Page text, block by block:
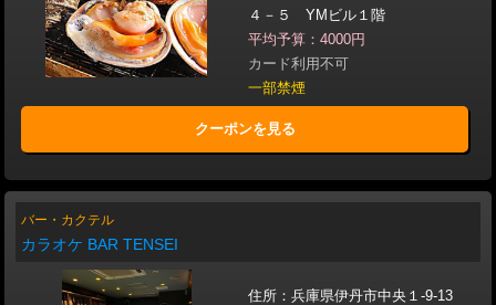
４－５ YMビル１階
平均予算：4000円
カード利用不可
一部禁煙
クーポンを見る
バー・カクテル
カラオケ BAR TENSEI
住所：兵庫県伊丹市中央１-9-13